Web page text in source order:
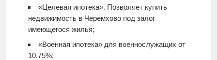
«Целевая ипотека». Позволяет купить
недвижимость в Черемхово под залог
имеющегося жилья;
«Военная ипотека» для военнослужащих от
10,75%;